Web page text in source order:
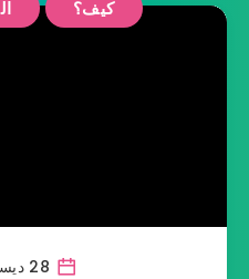
كيف؟